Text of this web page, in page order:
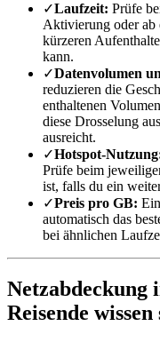
✓Laufzeit: Prüfe
Aktivierung oder ab
kürzeren
kann.
✓Datenvolumen
reduzieren die
enthaltenen
diese Drosselung
ausreicht.
✓Hotspot-
Prüfe beim
ist, falls du ein
✓Preis pro GB:
automatisch das
bei ähnlichen
Netzabdeckung
Reisende